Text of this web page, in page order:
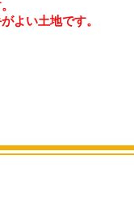
よい土地です。